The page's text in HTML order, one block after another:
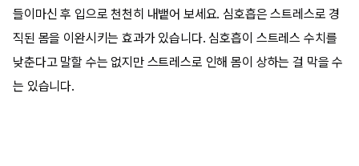
들이마신 후 입으로 천천히 내뱉어 보세요. 심호흡은 스트레스로 경
직된 몸을 이완시키는 효과가 있습니다. 심호흡이 스트레스 수치를
낮춘다고 말할 수는 없지만 스트레스로 인해 몸이 상하는 걸 막을 수
는 있습니다.